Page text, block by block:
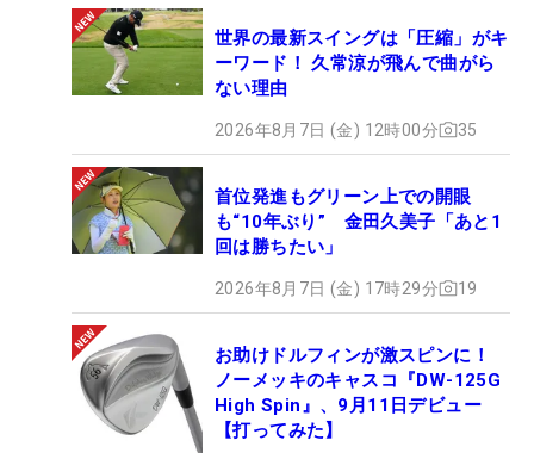
世界の最新スイングは「圧縮」がキ
ーワード！ 久常涼が飛んで曲がら
ない理由
2026年8月7日 (金) 12時00分 35
首位発進もグリーン上での開眼
も“10年ぶり” 金田久美子「あと1
回は勝ちたい」
2026年8月7日 (金) 17時29分 19
お助けドルフィンが激スピンに！
ノーメッキのキャスコ『DW-125G
High Spin』、9月11日デビュー
【打ってみた】